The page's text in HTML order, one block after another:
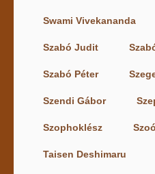
Swami Vivekananda
Szabó Judit
Szabó Péter
Szendi Gábor
Szophoklész
Taisen Deshimaru